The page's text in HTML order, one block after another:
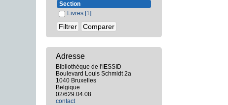
Section
Livres [1]
Adresse
Bibliothèque de l'IESSID
Boulevard Louis Schmidt 2a
1040 Bruxelles
Belgique
02/629.04.08
contact